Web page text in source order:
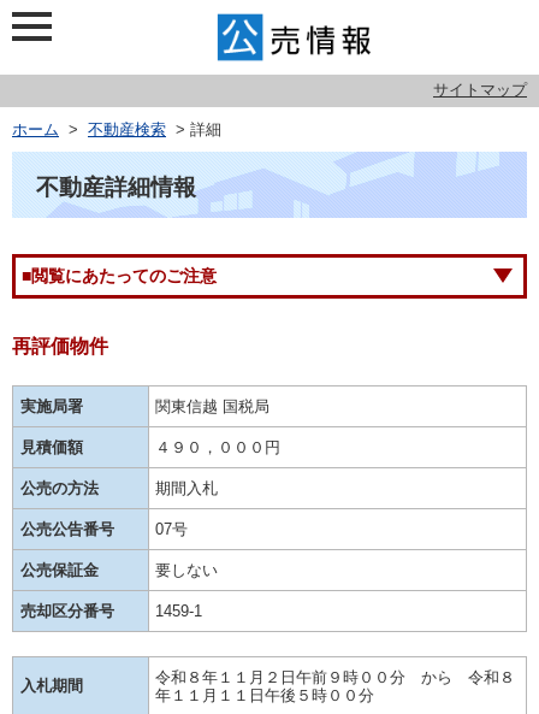
サイトマップ
ホーム > 不動産検索 > 詳細
不動産詳細情報
■閲覧にあたってのご注意
再評価物件
実施局署 関東信越 国税局
見積価額 ４９０，０００円
公売の方法 期間入札
公売公告番号 07号
公売保証金 要しない
売却区分番号 1459-1
入札期間
令和８年１１月２日午前９時００分 から 令和８
年１１月１１日午後５時００分